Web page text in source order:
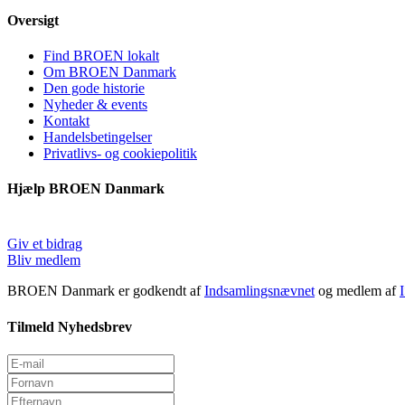
Oversigt
Find BROEN lokalt
Om BROEN Danmark
Den gode historie
Nyheder & events
Kontakt
Handelsbetingelser
Privatlivs- og cookiepolitik
Hjælp BROEN Danmark
Giv et bidrag
Bliv medlem
BROEN Danmark er godkendt afIndsamlingsnævnetog medlem af
Tilmeld Nyhedsbrev